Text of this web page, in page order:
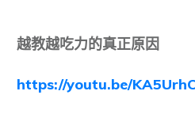
越教越吃力的真正原因
https://youtu.be/